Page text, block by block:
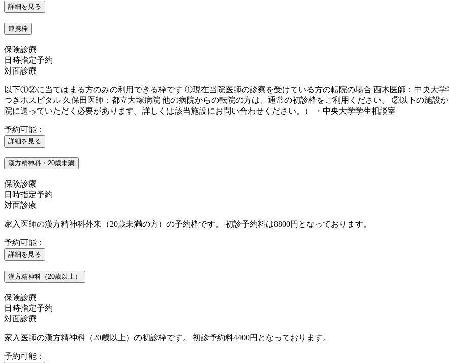
詳細を見る
連携枠
保険診療
日時指定予約
対面診療
以下①②に当てはまる方のみの利用できる枠です ①現在当院医師の診察を受けている方の転院の場合 西木医師：中央大
つきホスピタル 久保田医師：都立大塚病院 他の病院からの転院の方は、通常の初診枠をご利用ください。 ②以下の施設
院に送っていただく必要があります。詳しくは該当施設にお問い合わせください。） ・中央大学学生相談室
予約可能：
詳細を見る
漢方精神科・20歳未満
保険診療
日時指定予約
対面診療
家入医師の漢方精神科外来（20歳未満の方）の予約枠です。 初診予約料は8800円となっております。
予約可能：
詳細を見る
漢方精神科（20歳以上）
保険診療
日時指定予約
対面診療
家入医師の漢方精神科（20歳以上）の初診枠です。 初診予約料4400円となっております。
予約可能：